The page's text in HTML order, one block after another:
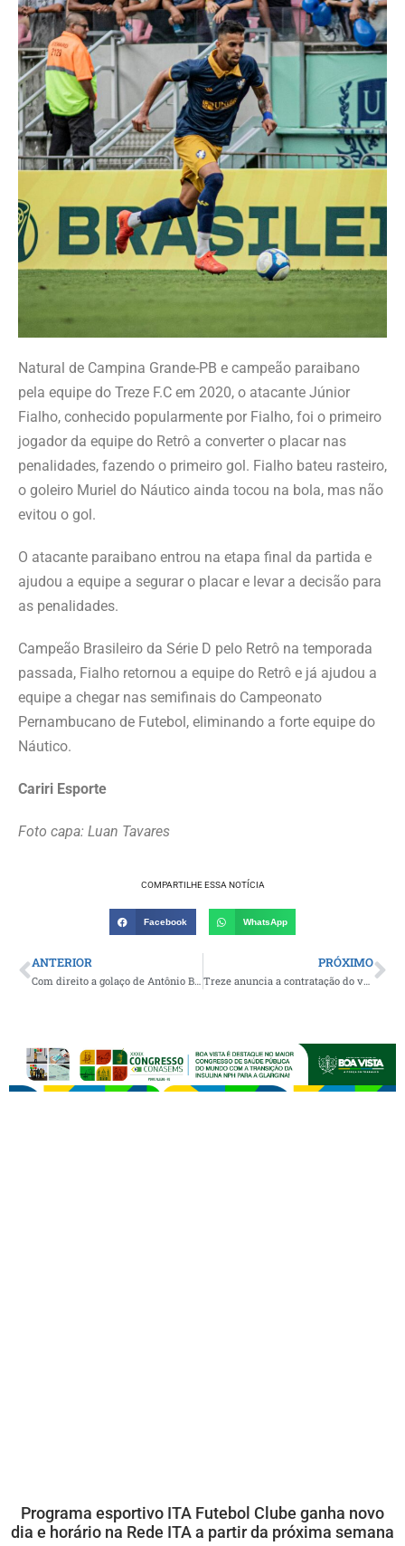
Natural de Campina Grande-PB e campeão paraibano
pela equipe do Treze F.C em 2020, o atacante Júnior
Fialho, conhecido popularmente por Fialho, foi o primeiro
jogador da equipe do Retrô a converter o placar nas
penalidades, fazendo o primeiro gol. Fialho bateu rasteiro,
o goleiro Muriel do Náutico ainda tocou na bola, mas não
evitou o gol.
O atacante paraibano entrou na etapa final da partida e
ajudou a equipe a segurar o placar e levar a decisão para
as penalidades.
Campeão Brasileiro da Série D pelo Retrô na temporada
passada, Fialho retornou a equipe do Retrô e já ajudou a
equipe a chegar nas semifinais do Campeonato
Pernambucano de Futebol, eliminando a forte equipe do
Náutico.
Cariri Esporte
Foto capa: Luan Tavares
COMPARTILHE ESSA NOTÍCIA
Facebook WhatsApp
ANTERIOR
Com direito a golaço de Antônio Bernardo, Brasil vence o Paraguai e é tetracampeão da Copa América de Futebol de Areia
PRÓXIMO
Treze anuncia a contratação do volante Everton Heleno para a sequência da temporada 2025
Programa esportivo ITA Futebol Clube ganha novo
dia e horário na Rede ITA a partir da próxima semana